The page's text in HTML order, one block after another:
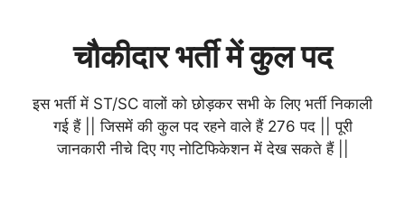
चौकीदार भर्ती में कुल पद
इस भर्ती में ST/SC वालों को छोड़कर सभी के लिए भर्ती निकाली
गई हैं || जिसमें की कुल पद रहने वाले हैं 276 पद || पूरी
जानकारी नीचे दिए गए नोटिफिकेशन में देख सकते हैं ||